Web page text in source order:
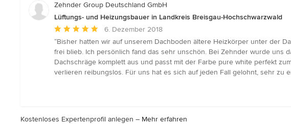
Zehnder Group Deutschland GmbH
Lüftungs- und Heizungsbauer in Landkreis Breisgau-Hochschwarzwald
Durchschnittliche
Bewertung:
5
von
5
6. Dezember 2018
“Bisher hatten wir auf unserem Dachboden ältere Heizkörper unter der
frei blieb. Ich persönlich fand das sehr unschön. Bei Zehnder wurde uns
Dachschräge komplett aus und passt mit der Farbe pure white perfekt
verlieren reibungslos. Für uns hat es sich auf jeden Fall gelohnt, sehr zu
Kostenloses Expertenprofil anlegen – Mehr erfahren